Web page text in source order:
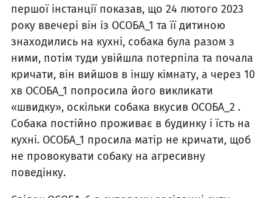
першої інстанції показав, що 24 лютого 2023
року ввечері він із ОСОБА_1 та її дитиною
знаходились на кухні, собака була разом з
ними, потім туди увійшла потерпіла та почала
кричати, він вийшов в іншу кімнату, а через 10
хв ОСОБА_1 попросила його викликати
«швидку», оскільки собака вкусив ОСОБА_2 .
Собака постійно проживає в будинку і їсть на
кухні. ОСОБА_1 просила матір не кричати, щоб
не провокувати собаку на агресивну
поведінку.